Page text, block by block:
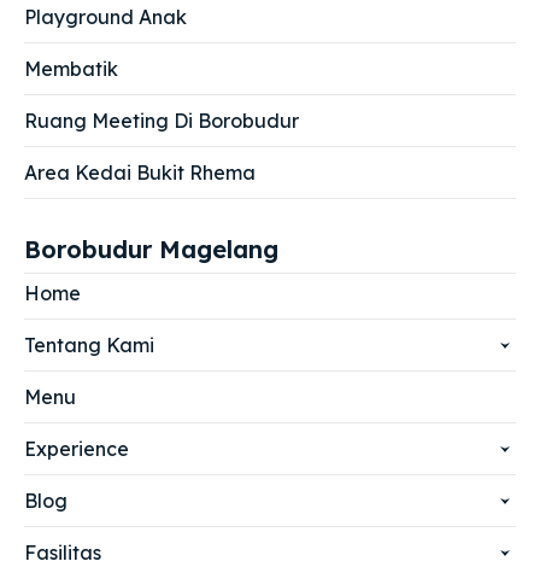
Playground Anak
Membatik
Ruang Meeting Di Borobudur
Area Kedai Bukit Rhema
Borobudur Magelang
Home
Tentang Kami
Menu
Experience
Blog
Fasilitas